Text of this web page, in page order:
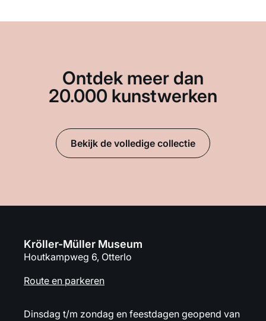
Ontdek meer dan
20.000 kunstwerken
Bekijk de volledige collectie
Kröller-Müller Museum
Houtkampweg 6, Otterlo
Route en parkeren
Dinsdag t/m zondag en feestdagen geopend van